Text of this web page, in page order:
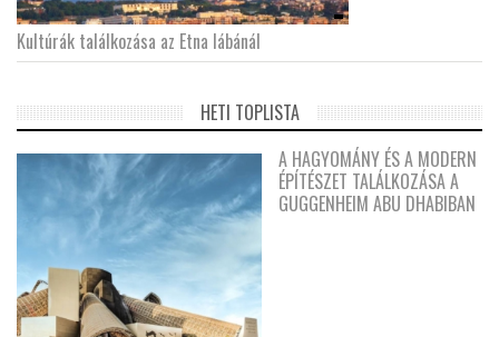
Kultúrák találkozása az Etna lábánál
HETI TOPLISTA
A HAGYOMÁNY ÉS A MODERN
ÉPÍTÉSZET TALÁLKOZÁSA A
GUGGENHEIM ABU DHABIBAN